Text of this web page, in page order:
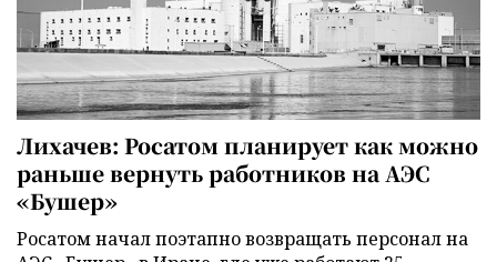
Лихачев: Росатом планирует как можно
раньше вернуть работников на АЭС
«Бушер»
Росатом начал поэтапно возвращать персонал на